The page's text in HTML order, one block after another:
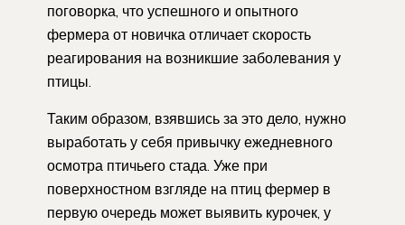
поговорка, что успешного и опытного
фермера от новичка отличает скорость
реагирования на возникшие заболевания у
птицы.
Таким образом, взявшись за это дело, нужно
выработать у себя привычку ежедневного
осмотра птичьего стада. Уже при
поверхностном взгляде на птиц фермер в
первую очередь может выявить курочек, у